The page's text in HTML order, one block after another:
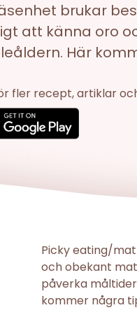
brukar
att känna oro
Här
fler recept, artiklar
Picky eating/
och obekant
påverka
kommer några